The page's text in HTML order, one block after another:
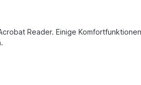
Reader. Einige